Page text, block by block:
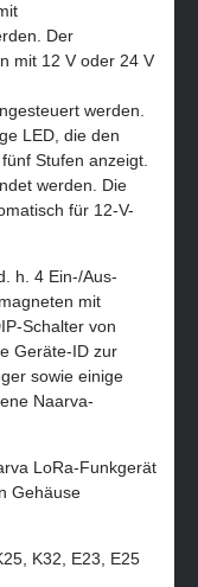
Der
mit 12 V oder 24 V
werden.
LED, die den
Stufen anzeigt.
werden. Die
für 12-V-
h. 4 Ein-/Aus-
mit
Schalter von
Geräte-ID zur
sowie einige
Naarva-
LoRa-Funkgerät
Gehäuse
K32, E23, E25